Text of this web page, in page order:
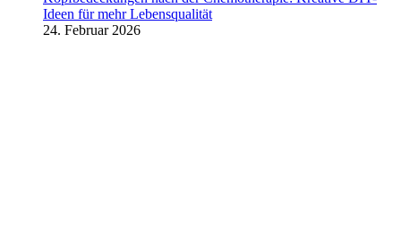
Ideen für mehr Lebensqualität
24. Februar 2026